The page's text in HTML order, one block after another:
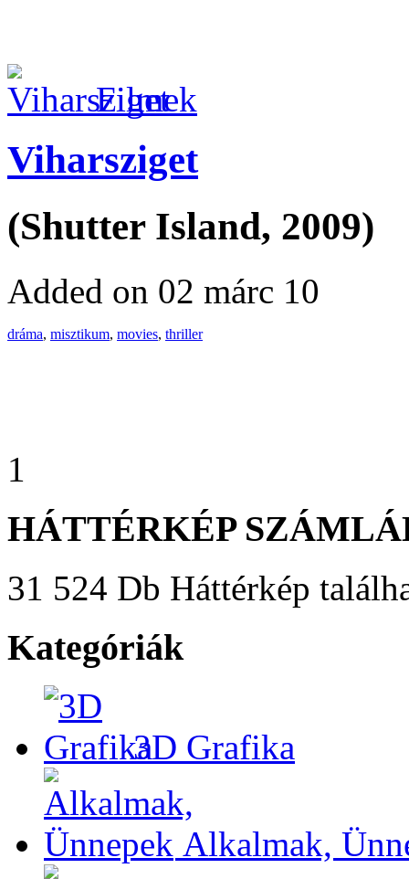
Filmek
Viharsziget
(Shutter Island, 2009)
Added on 02 márc 10
dráma, misztikum, movies, thriller
1
HÁTTÉRKÉP
31 524 Db Háttérkép
Kategóriák
3D Grafika
Alkalmak,